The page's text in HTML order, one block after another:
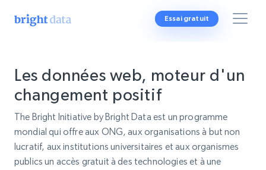
Essai gratuit
Les données web, moteur d'un
changement positif
The Bright Initiative by Bright Data est un programme
mondial qui offre aux ONG, aux organisations à but non
lucratif, aux institutions universitaires et aux organismes
publics un accès gratuit à des technologies et à une